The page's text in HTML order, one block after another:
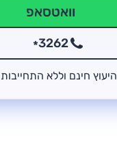
וואטסאפ
*3262
היעוץ חינם וללא התחייבות